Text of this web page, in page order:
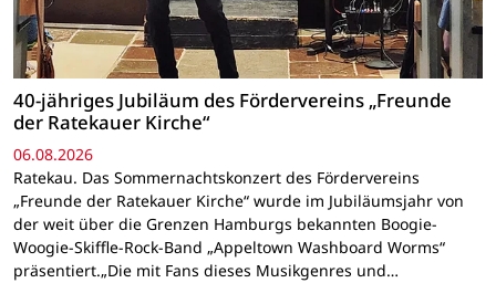
40-jähriges Jubiläum des Fördervereins „Freunde
der Ratekauer Kirche“
06.08.2026
Ratekau. Das Sommernachtskonzert des Fördervereins
„Freunde der Ratekauer Kirche“ wurde im Jubiläumsjahr von
der weit über die Grenzen Hamburgs bekannten Boogie-
Woogie-Skiffle-Rock-Band „Appeltown Washboard Worms“
präsentiert.„Die mit Fans dieses Musikgenres und…